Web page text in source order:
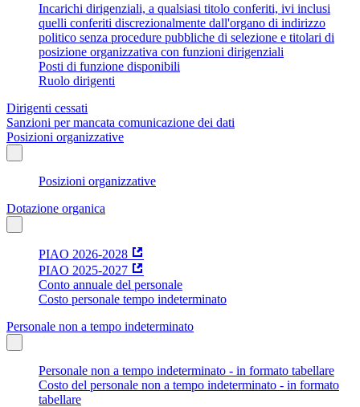
Incarichi dirigenziali, a qualsiasi titolo conferiti, ivi inclusi
quelli conferiti discrezionalmente dall'organo di indirizzo
politico senza procedure pubbliche di selezione e titolari di
posizione organizzativa con funzioni dirigenziali
Posti di funzione disponibili
Ruolo dirigenti
Dirigenti cessati
Sanzioni per mancata comunicazione dei dati
Posizioni organizzative
Posizioni organizzative
Dotazione organica
PIAO 2026-2028
PIAO 2025-2027
Conto annuale del personale
Costo personale tempo indeterminato
Personale non a tempo indeterminato
Personale non a tempo indeterminato - in formato tabellare
Costo del personale non a tempo indeterminato - in formato
tabellare